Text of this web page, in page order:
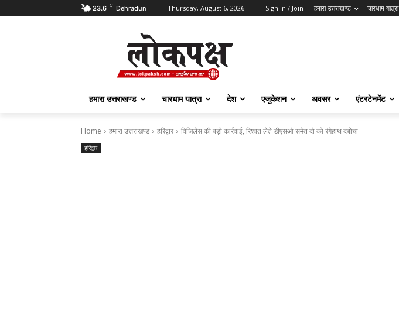
23.6 C Dehradun Thursday, August 6, 2026 Sign in / Join हमारा उत्तराखण्ड चारधाम यात्रा
हमारा उत्तराखण्ड चारधाम यात्रा देश एजुकेशन अवसर एंटरटेनमेंट
Home हमारा उत्तराखण्ड हरिद्वार विजिलेंस की बड़ी कार्रवाई, रिश्वत लेते डीएसओ समेत दो को रंगेहाथ दबोचा
हरिद्वार